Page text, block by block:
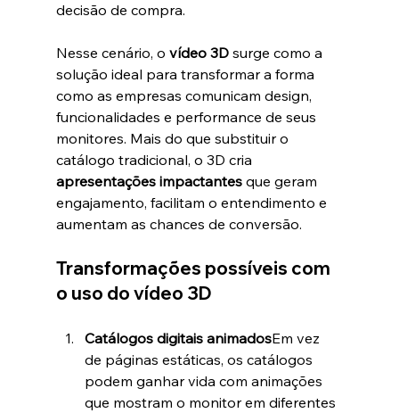
decisão de compra.
Nesse cenário, o vídeo 3D surge como a
solução ideal para transformar a forma
como as empresas comunicam design,
funcionalidades e performance de seus
monitores. Mais do que substituir o
catálogo tradicional, o 3D cria
apresentações impactantes que geram
engajamento, facilitam o entendimento e
aumentam as chances de conversão.
Transformações possíveis com
o uso do vídeo 3D
Catálogos digitais animadosEm vez
de páginas estáticas, os catálogos
podem ganhar vida com animações
que mostram o monitor em diferentes